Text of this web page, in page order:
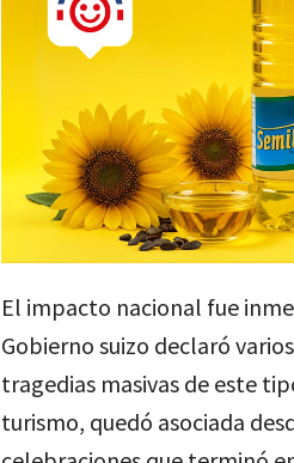
El impacto nacional fue
Gobierno suizo declaró
tragedias masivas de este
turismo, quedó asociada